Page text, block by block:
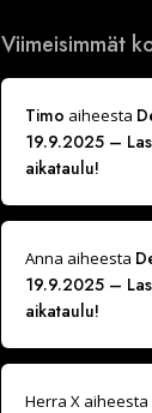
Viimeisimmät
Timo aiheesta
19.9.2025 –
aikataulu!
Anna aiheesta
19.9.2025 –
aikataulu!
Herra Xaiheesta